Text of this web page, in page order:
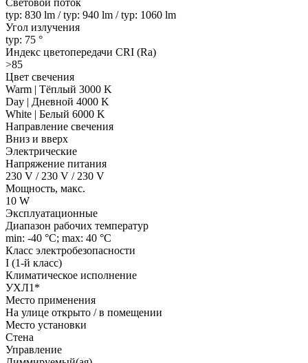
typ: 830 lm / typ: 940 lm / typ: 1060 lm
Угол излучения
typ: 75 °
Индекс цветопередачи CRI (Ra)
>85
Цвет свечения
Warm | Тёплый 3000 K
Day | Дневной 4000 K
White | Белый 6000 K
Направление свечения
Вниз и вверх
Электрические
Напряжение питания
230 V / 230 V / 230 V
Мощность, макс.
10 W
Эксплуатационные
Диапазон рабочих температур
min: -40 °C; max: 40 °C
Класс электробезопасности
I (1-й класс)
Климатическое исполнение
УХЛ1*
Место применения
На улице открыто / в помещении
Место установки
Стена
Управление